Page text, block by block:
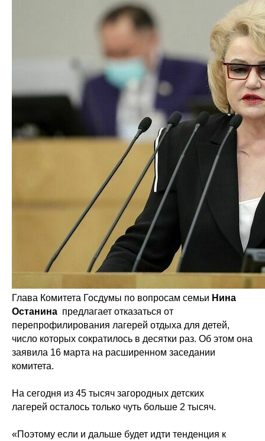
Глава Комитета Госдумы по вопросам семьи Нина
Останина предлагает отказаться от
перепрофилирования лагерей отдыха для детей,
число которых сократилось в десятки раз. Об этом она
заявила 16 марта на расширенном заседании
комитета.
На сегодня из 45 тысяч загородных детских
лагерей осталось только чуть больше 2 тысяч.
«Поэтому если и дальше будет идти тенденция к